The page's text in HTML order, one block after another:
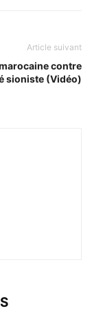
Article suivant
contre
sioniste (Vidéo)